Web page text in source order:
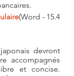
(Word - 15.4
devront
accompagnés
et concise.